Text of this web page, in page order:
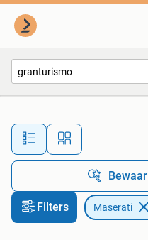
Alle
Filters
Auto's Maserati